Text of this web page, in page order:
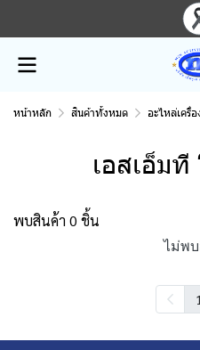
หน้าหลัก สินค้าทั้งหมด อะไหล่เครื่อ
เอสเอ็ม
พบสินค้า 0 ชิ้น
ไม่พ
1